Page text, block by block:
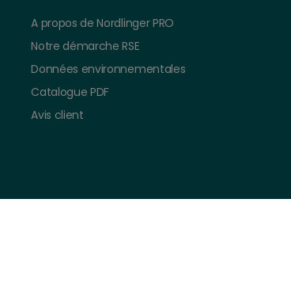
A propos de Nordlinger PRO
Notre démarche RSE
Données environnementales
Catalogue PDF
Avis client